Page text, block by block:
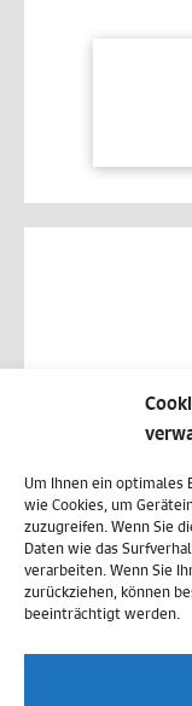
Um Ihnen ein
wie Cookies, um
zuzugreifen. Wenn Sie
Daten wie das
verarbeiten. Wenn Sie
zurückziehen, können
beeinträchtigt werden.